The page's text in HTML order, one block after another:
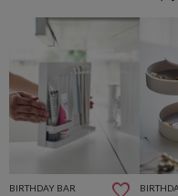
BIRTHDAY BAR